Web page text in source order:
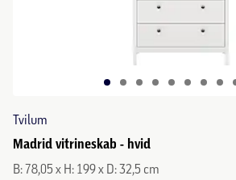
Tvilum
Madrid vitrineskab - hvid
B: 78,05 x H: 199 x D: 32,5 cm